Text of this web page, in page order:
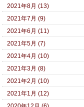
2021年8月 (13)
2021年7月 (9)
2021年6月 (11)
2021年5月 (7)
2021年4月 (10)
2021年3月 (8)
2021年2月 (10)
2021年1月 (12)